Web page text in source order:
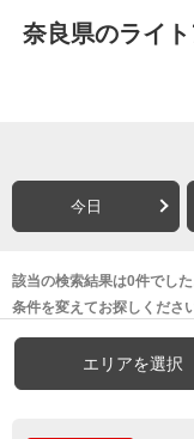
奈良県のライト
今日
該当の検索結果は0件でした
条件を変えてお探しください
エリアを選択